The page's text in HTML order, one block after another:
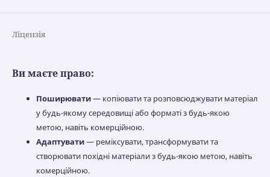
Ліцензія
Ви маєте право:
Поширювати— копіювати та розповсюджувати матеріал
у будь-якому середовищі або форматі з будь-якою
метою, навіть комерційною.
Адаптувати— реміксувати, трансформувати та
створювати похідні матеріали з будь-якою метою, навіть
комерційною.